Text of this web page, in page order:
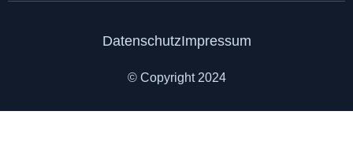
DatenschutzImpressum
© Copyright 2024